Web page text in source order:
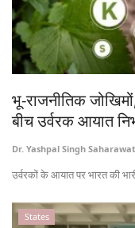
Magazine
States
Events
Agribusiness
भू-राजनीतिक
बीच उर्वरक आयात
Dr. Yashpal Singh Saharawat
उर्वरकों के आयात पर भारत की
States